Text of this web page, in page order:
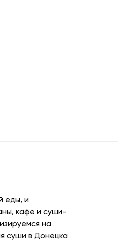
еды, и
кафе и суши-
на
суши в Донецка